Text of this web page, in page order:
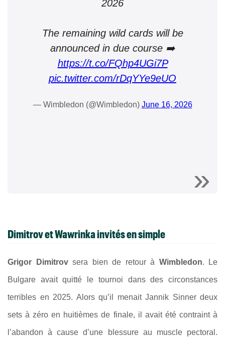
2026
The remaining wild cards will be
announced in due course ➡️
https://t.co/FQhp4UGi7P
pic.twitter.com/rDqYYe9eUO
— Wimbledon (@Wimbledon) June 16, 2026
Dimitrov et Wawrinka invités en simple
Grigor Dimitrovsera bien de retour à Wimbledon. Le
Bulgare avait quitté le tournoi dans des circonstances
terribles en 2025. Alors qu’il menait Jannik Sinner deux
sets à zéro en huitièmes de finale, il avait été contraint à
l’abandon à cause d’une blessure au muscle pectoral.